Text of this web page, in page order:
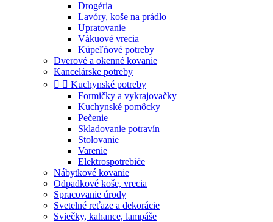
Drogéria
Lavóry, koše na prádlo
Upratovanie
Vákuové vrecia
Kúpeľňové potreby
Dverové a okenné kovanie
Kancelárske potreby
  Kuchynské potreby
Formičky a vykrajovačky
Kuchynské pomôcky
Pečenie
Skladovanie potravín
Stolovanie
Varenie
Elektrospotrebiče
Nábytkové kovanie
Odpadkové koše, vrecia
Spracovanie úrody
Svetelné reťaze a dekorácie
Sviečky, kahance, lampáše